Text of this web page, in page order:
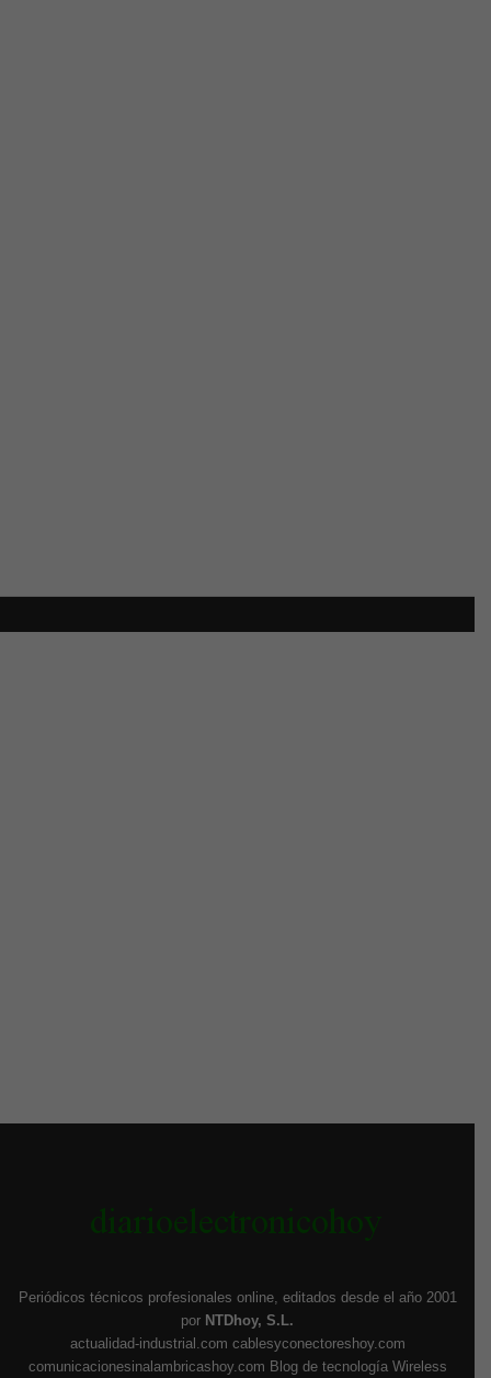
Periódicos técnicos profesionales online, editados desde el año 2001
por NTDhoy, S.L.
actualidad-industrial.com cablesyconectoreshoy.com
comunicacionesinalambricashoy.com Blog de tecnología Wireless